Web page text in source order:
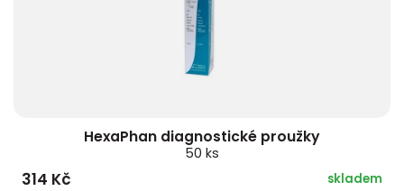
HexaPhan diagnostické proužky
50 ks
314 Kč skladem